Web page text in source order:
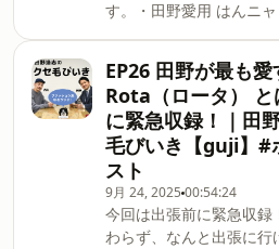
れる場合もございます。
https://
【チャプター】00:00
00:48 自己紹介02:20
用意しております06:13
んで聞いてきた月桂冠さ
話09:
す。・田野愛用 はんニ
https://hannaryz.store/
ヒーコびいきでご紹介
ン）guji golf別注ウォッ
ポロ SL9S-1061https://
online.com/fs/guji/
志のお悩み相談室 お悩み
https://forms.gle/
田野に悩みを打ち明け
EP26 田野が最も
Rota（ロータ） と
に緊急収録！｜田
毛びいき【guji】#
スト
9月 24, 2025 00:54:24
今回は出張前に緊急収録
わらず、なんと出張に行